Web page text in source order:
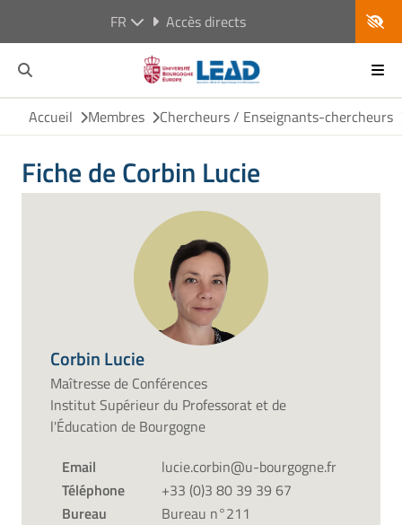
FR Accès directs
Accueil Membres Chercheurs / Enseignants-chercheurs
Fiche de Corbin Lucie
Corbin Lucie
Maîtresse de Conférences
Institut Supérieur du Professorat et de
l'Éducation de Bourgogne
Email
lucie.corbin@u-bourgogne.fr
Téléphone
+33 (0)3 80 39 39 67
Bureau
Bureau n°211